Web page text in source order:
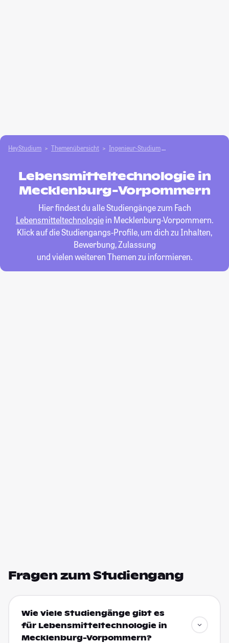
HeyStudium Themenübersicht Ingenieur-Studium
Lebensmitteltechnologie in
Mecklenburg-Vorpommern
Hier findest du alle Studiengänge zum Fach
Lebensmitteltechnologiein Mecklenburg-Vorpommern.
Klick auf die Studiengangs-Profile, um dich zu Inhalten,
Bewerbung, Zulassung
und vielen weiteren Themen zu informieren.
Fragen zum Studiengang
Wie viele Studiengänge gibt es
für Lebensmitteltechnologie in
Mecklenburg-Vorpommern?